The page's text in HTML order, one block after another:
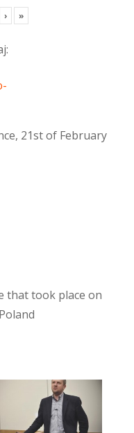
› »
21st of February
that took place on